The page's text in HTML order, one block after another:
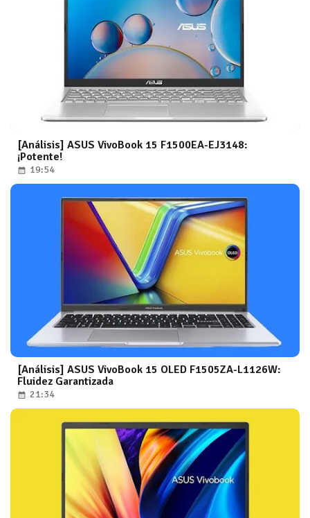
[Análisis] ASUS VivoBook 15 F1500EA-EJ3148:
¡Potente!
19:54
[Análisis] ASUS VivoBook 15 OLED F1505ZA-L1126W:
Fluidez Garantizada
21:34